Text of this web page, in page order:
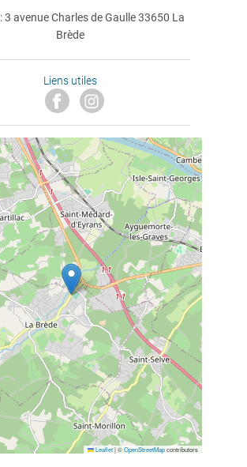
: 3 avenue Charles de Gaulle 33650 La
Brède
Liens utiles
Leaflet |©OpenStreetMapcontributors